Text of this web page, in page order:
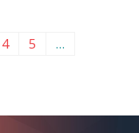
4 5
…